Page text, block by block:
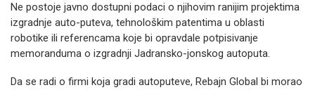
Ne postoje javno dostupni podaci o njihovim ranijim projektima
izgradnje auto-puteva, tehnološkim patentima u oblasti
robotike ili referencama koje bi opravdale potpisivanje
memoranduma o izgradnji Jadransko-jonskog autoputa.
Da se radi o firmi koja gradi autoputeve, Rebajn Global bi morao